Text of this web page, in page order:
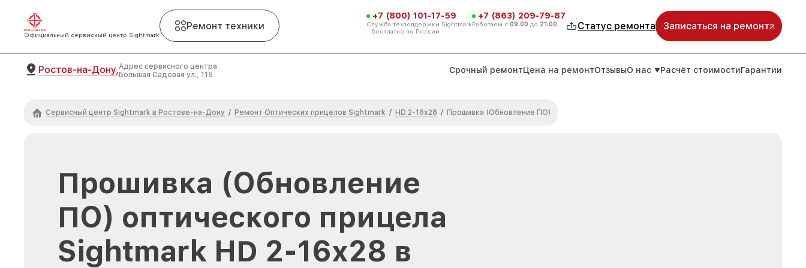
Официальный сервисный центр Sightmark
Ремонт техники
+7 (800) 101-17-59
Служба техподдержки Sightmark
- бесплатно по России
+7 (863) 209-79-87
Работаем с 09:00 до 21:00 Статус ремонта Записаться на ремонт
Ростов-на-Дону,Адрес сервисного центра
Большая Садовая ул., 115
Срочный ремонтЦена на ремонтОтзывыО нас Расчёт стоимостиГарантии
Сервисный центр Sightmark в Ростове-на-Дону / Ремонт Оптических прицелов Sightmark / HD 2-16x28 / Прошивка (Обновление ПО)
Прошивка (Обновление
ПО) оптического прицела
Sightmark HD 2-16x28 в